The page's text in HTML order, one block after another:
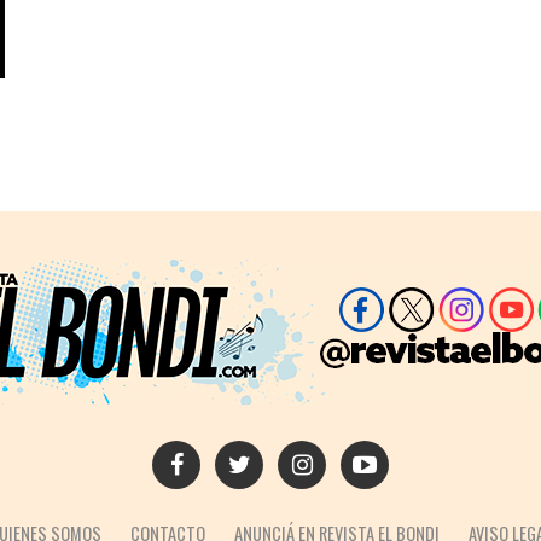
SOMOS CONTACTO ANUNCIÁ EN REVISTA EL BONDI AVISO